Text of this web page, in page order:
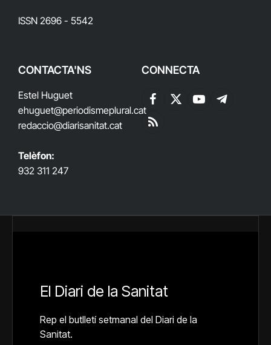
ISSN 2696 - 5542
CONTACTA'NS
Estel Huguet
ehuguet@periodismeplural.cat
redaccio@diarisanitat.cat
Telèfon:
932 311 247
CONNECTA
Facebook
X
YouTubeTelegram
RSS